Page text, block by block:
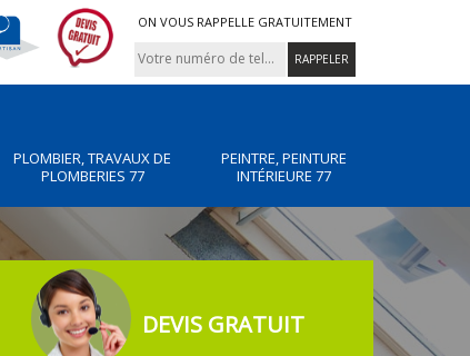
ON VOUS RAPPELLE GRATUITEMENT
PLOMBIER, TRAVAUX DE
PLOMBERIES 77
PEINTRE, PEINTURE
INTÉRIEURE 77
DEVIS GRATUIT